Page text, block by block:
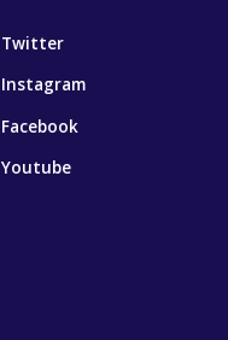
Twitter
Instagram
Facebook
Youtube